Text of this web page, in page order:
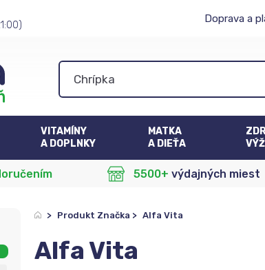
Doprava a
VITAMÍNY
A DOPLNKY
MATKA
A DIEŤA
5500+ výdajných miest
> Produkt Značka > Alfa Vita
Alfa Vita